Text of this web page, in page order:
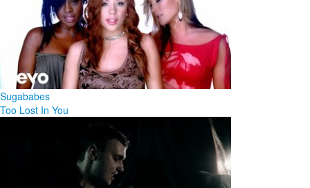
Sugababes
Too Lost In You